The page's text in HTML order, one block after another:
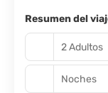
Resumen del
2 Adultos
Noches